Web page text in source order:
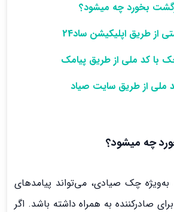
بخورد چه میشود؟
از طریق اپلیکیشن ساد24
با کد ملی از طریق پیامک
ملی از طریق سایت صیاد
چه میشود؟
چک صیادی، می‌تواند پیامدهای
صادرکننده به همراه داشته باشد. اگر